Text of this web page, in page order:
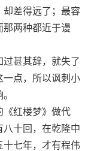
却差得远了；最容
那两种都近于谩
甚其辞，就失了
一点，所以讽刺小
红楼梦》做代
十回，在乾隆中
七年，才有程伟